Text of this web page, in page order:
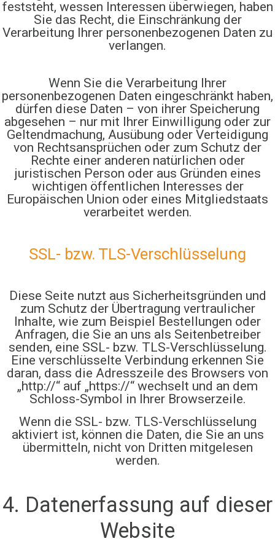
feststeht, wessen Interessen überwiegen, haben
Sie das Recht, die Einschränkung der
Verarbeitung Ihrer personenbezogenen Daten zu
verlangen.
Wenn Sie die Verarbeitung Ihrer
personenbezogenen Daten eingeschränkt haben,
dürfen diese Daten – von ihrer Speicherung
abgesehen – nur mit Ihrer Einwilligung oder zur
Geltendmachung, Ausübung oder Verteidigung
von Rechtsansprüchen oder zum Schutz der
Rechte einer anderen natürlichen oder
juristischen Person oder aus Gründen eines
wichtigen öffentlichen Interesses der
Europäischen Union oder eines Mitgliedstaats
verarbeitet werden.
SSL- bzw. TLS-Verschlüsselung
Diese Seite nutzt aus Sicherheitsgründen und
zum Schutz der Übertragung vertraulicher
Inhalte, wie zum Beispiel Bestellungen oder
Anfragen, die Sie an uns als Seitenbetreiber
senden, eine SSL- bzw. TLS-Verschlüsselung.
Eine verschlüsselte Verbindung erkennen Sie
daran, dass die Adresszeile des Browsers von
„http://“ auf „https://“ wechselt und an dem
Schloss-Symbol in Ihrer Browserzeile.
Wenn die SSL- bzw. TLS-Verschlüsselung
aktiviert ist, können die Daten, die Sie an uns
übermitteln, nicht von Dritten mitgelesen
werden.
4. Datenerfassung auf dieser
Website